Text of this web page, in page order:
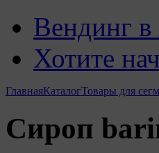
Вендинг в
Хотите
ГлавнаяКаталогТовары для
Сироп